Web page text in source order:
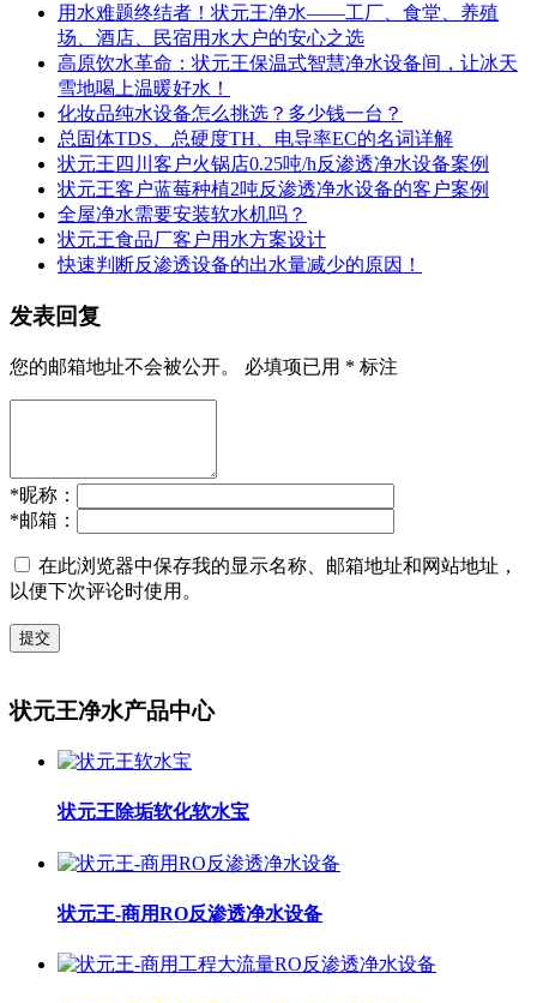
用水难题终结者！状元王净水——工厂、食堂、养殖
场、酒店、民宿用水大户的安心之选
高原饮水革命：状元王保温式智慧净水设备间，让冰天
雪地喝上温暖好水！
化妆品纯水设备怎么挑选？多少钱一台？
总固体TDS、总硬度TH、电导率EC的名词详解
状元王四川客户火锅店0.25吨/h反渗透净水设备案例
状元王客户蓝莓种植2吨反渗透净水设备的客户案例
全屋净水需要安装软水机吗？
状元王食品厂客户用水方案设计
快速判断反渗透设备的出水量减少的原因！
发表回复
您的邮箱地址不会被公开。 必填项已用 * 标注
*昵称：
*邮箱：
在此浏览器中保存我的显示名称、邮箱地址和网站地址，
以便下次评论时使用。
提交
状元王净水产品中心
状元王除垢软化软水宝
状元王-商用RO反渗透净水设备